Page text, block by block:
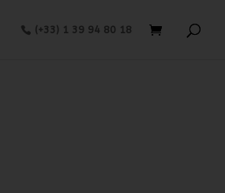
(+33) 1 39 94 80 18